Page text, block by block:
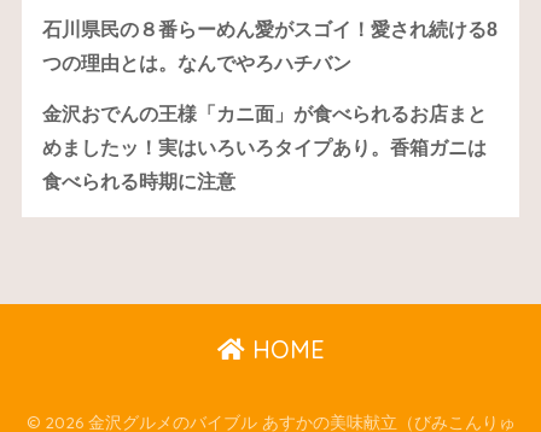
石川県民の８番らーめん愛がスゴイ！愛され続ける8
つの理由とは。なんでやろハチバン
金沢おでんの王様「カニ面」が食べられるお店まと
めましたッ！実はいろいろタイプあり。香箱ガニは
食べられる時期に注意
HOME
© 2026 金沢グルメのバイブル あすかの美味献立（びみこんりゅ